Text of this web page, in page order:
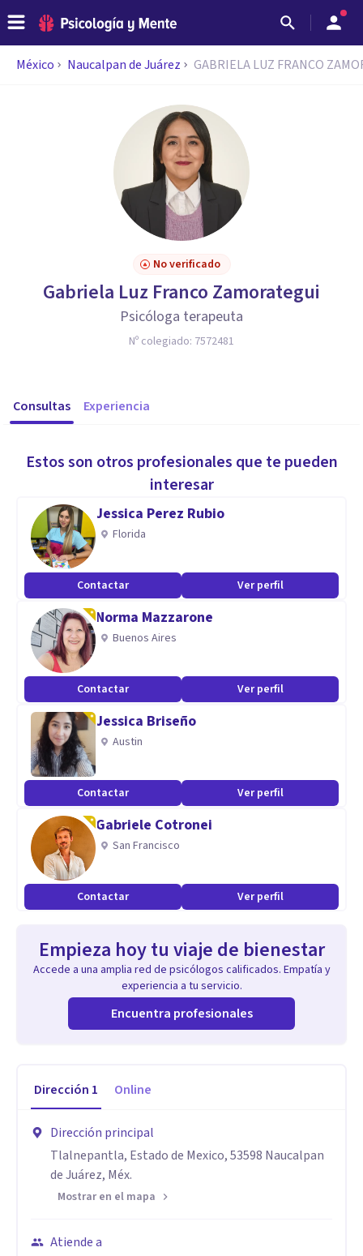
México Naucalpan de Juárez GABRIELA LUZ FRANCO
No verificado
Gabriela Luz Franco Zamorategui
Psicóloga terapeuta
Nº colegiado: 7572481
Consultas Experiencia
Estos son otros profesionales que te pueden
interesar
Jessica Perez Rubio
Florida
Contactar Ver perfil
Norma Mazzarone
Buenos Aires
Contactar Ver perfil
Jessica Briseño
Austin
Contactar Ver perfil
Gabriele Cotronei
San Francisco
Contactar Ver perfil
Empieza hoy tu viaje de bienestar
Accede a una amplia red de psicólogos calificados. Empatía y
experiencia a tu servicio.
Encuentra profesionales
Dirección 1 Online
Dirección principal
Tlalnepantla, Estado de Mexico, 53598 Naucalpan
de Juárez, Méx.
Mostrar en el mapa
Atiende a